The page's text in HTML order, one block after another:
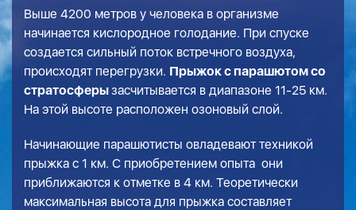
Выше 4200 метров у человека в организме
начинается кислородное голодание. При спуске
создается сильный поток встречного воздуха,
происходят перегрузки. Прыжок с парашютом со
стратосферызасчитывается в диапазоне 11-25 км.
На этой высоте расположен озоновый слой.
Начинающие парашютисты овладевают техникой
прыжка с 1 км. С приобретением опыта они
приближаются к отметке в 4 км. Теоретически
максимальная высота для прыжка составляет